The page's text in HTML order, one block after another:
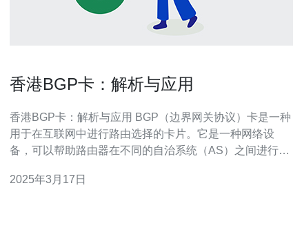
香港BGP卡：解析与应用
香港BGP卡：解析与应用 BGP（边界网关协议）卡是一种
用于在互联网中进行路由选择的卡片。它是一种网络设
备，可以帮助路由器在不同的自治系统（AS）之间进行通
佳的路径来传输数据包。 香港作为全球重要的互联网交换
2025年3月17日